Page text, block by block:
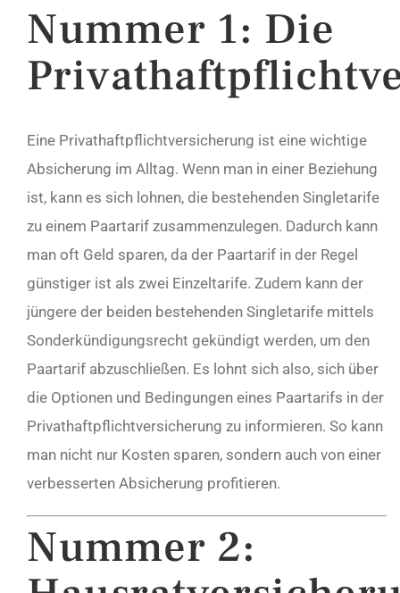
Nummer 1: Die
Eine Privathaftpflichtversicherung ist eine wichtige
Absicherung im Alltag. Wenn man in einer Beziehung
ist, kann es sich lohnen, die bestehenden Singletarife
zu einem Paartarif zusammenzulegen. Dadurch kann
man oft Geld sparen, da der Paartarif in der Regel
günstiger ist als zwei Einzeltarife. Zudem kann der
jüngere der beiden bestehenden Singletarife mittels
Sonderkündigungsrecht gekündigt werden, um den
Paartarif abzuschließen. Es lohnt sich also, sich über
die Optionen und Bedingungen eines Paartarifs in der
Privathaftpflichtversicherung zu informieren. So kann
man nicht nur Kosten sparen, sondern auch von einer
verbesserten Absicherung profitieren.
Nummer 2: